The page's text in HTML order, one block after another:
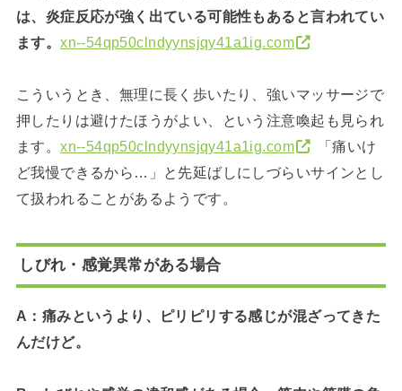
は、炎症反応が強く出ている可能性もあると言われてい
ます。xn--54qp50clndyynsjqy41a1ig.com
こういうとき、無理に長く歩いたり、強いマッサージで
押したりは避けたほうがよい、という注意喚起も見られ
ます。xn--54qp50clndyynsjqy41a1ig.com
「痛いけ
ど我慢できるから…」と先延ばしにしづらいサインとし
て扱われることがあるようです。
しびれ・感覚異常がある場合
A：痛みというより、ピリピリする感じが混ざってきた
んだけど。